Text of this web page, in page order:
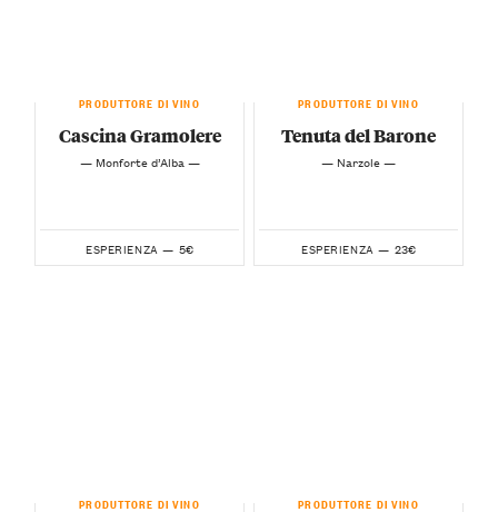
PRODUTTORE DI VINO
Cascina Gramolere
— Monforte d’Alba —
ESPERIENZA — 5€
PRODUTTORE DI VINO
Tenuta del Barone
— Narzole —
ESPERIENZA — 23€
PRODUTTORE DI VINO PRODUTTORE DI VINO